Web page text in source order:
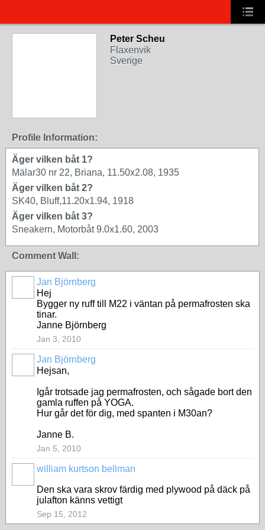
Peter Scheu
Flaxenvik
Sverige
Profile Information:
Äger vilken båt 1?
Mälar30 nr 22, Briana, 11.50x2.08, 1935
Äger vilken båt 2?
SK40, Bluff,11.20x1.94, 1918
Äger vilken båt 3?
Sneakern, Motorbåt 9.0x1.60, 2003
Comment Wall:
Jan Björnberg
Hej
Bygger ny ruff till M22 i väntan på permafrosten ska
tinar.
Janne Björnberg
Jan 3, 2010
Jan Björnberg
Hejsan,
Igår trotsade jag permafrosten, och sågade bort den
gamla ruffen på YOGA.
Hur går det för dig, med spanten i M30an?
Janne B.
Jan 5, 2010
william kurtson bellman
Den ska vara skrov färdig med plywood på däck på
julafton känns vettigt
Sep 15, 2012